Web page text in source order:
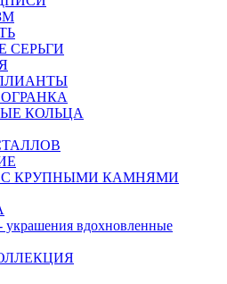
СЕРЬГИ
КОЛЬЦА
КРУПНЫМИ КАМНЯМИ
вдохновленные